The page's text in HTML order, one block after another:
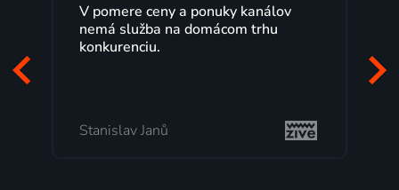
Lepšia.TV sledujem už niekoľko
rokov s maximálnou spokojnosťou.
Veľký výber programov a možnosť
Milada Tomešová